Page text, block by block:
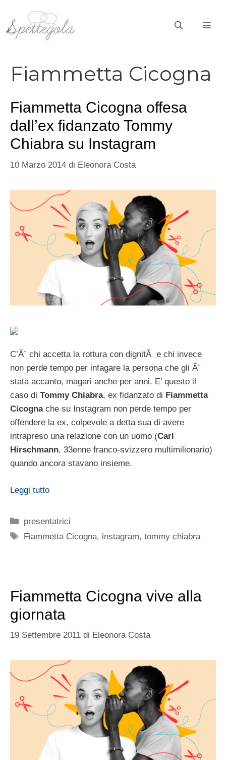
contenuto
Fiammetta Cicogna
Fiammetta Cicogna offesa
dall’ex fidanzato Tommy
Chiabra su Instagram
10 Marzo 2014 di Eleonora Costa
C’Ã¨ chi accetta la rottura con dignitÃ e chi invece
non perde tempo per infagare la persona che gli Ã¨
stata accanto, magari anche per anni. E’ questo il
caso di Tommy Chiabra, ex fidanzato di Fiammetta
Cicognache su Instagram non perde tempo per
offendere la ex, colpevole a detta sua di avere
intrapreso una relazione con un uomo (Carl
Hirschmann, 33enne franco-svizzero multimilionario)
quando ancora stavano insieme.
Leggi tutto
Categorie
presentatrici
Tag
Fiammetta Cicogna, instagram,tommy chiabra
Fiammetta Cicogna vive alla
giornata
19 Settembre 2011 di Eleonora Costa